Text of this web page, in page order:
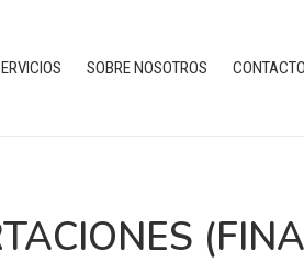
SOBRE NOSOTROS CONTACTO